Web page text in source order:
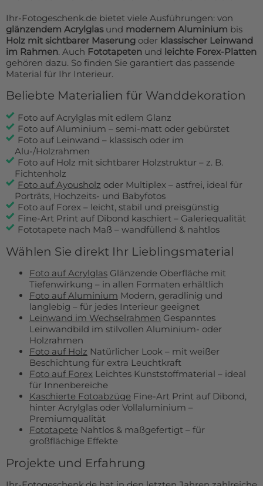
Ihr-Fotogeschenk.de bietet viele Ausführungen: von
glänzendem Acrylglasund modernem Aluminium bis
Holz mit sichtbarer Maserung oder klassischer Leinwand
im Rahmen. Auch Fototapeten und leichte Forex-Platten
gehören dazu. So finden Sie garantiert das passende
Material für Ihr Interieur.
Beliebte Materialien für Wanddekoration
Foto auf Acrylglas mit edlem Glanz
Foto auf Aluminium – semi-matt oder gebürstet
Foto auf Leinwand – klassisch oder im
Alu-/Holzrahmen
Foto auf Holz mit sichtbarer Holzstruktur – z. B.
Fichtenholz
Foto auf Ayousholz oder Multiplex – astfrei, ideal für
Porträts, Hochzeits- und Babyfotos
Foto auf Forex – leicht, stabil und preisgünstig
Fine-Art Print auf Dibond kaschiert – Galeriequalität
Fototapete nach Maß – wandfüllend & nahtlos
Wählen Sie direkt Ihr Lieblingsmaterial
Foto auf Acrylglas Glänzende Oberfläche mit
Tiefenwirkung – in allen Formaten erhältlich
Foto auf Aluminium Modern, geradlinig und
langlebig – für jedes Interieur geeignet
Leinwand im Wechselrahmen Gespanntes
Leinwandbild im stilvollen Aluminium- oder
Holzrahmen
Foto auf Holz Natürlicher Look – mit weißer
Beschichtung für extra Leuchtkraft
Foto auf Forex Leichtes Kunststoffmaterial – ideal
für Innenbereiche
Kaschierte Fotoabzüge Fine-Art Print auf Dibond,
hinter Acrylglas oder Vollaluminium –
Premiumqualität
Fototapete Nahtlos & maßgefertigt – für
großflächige Effekte
Projekte und Erfahrung